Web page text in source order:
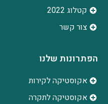
קטלוג 2022
צור קשר
הפתרונות שלנו
אקוסטיקה לקירות
אקוסטיקה לתקרה